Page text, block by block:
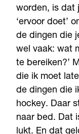
worden, is dat
‘ervoor doet’
de dingen die
wel vaak: wat
te bereiken?’
die ik moet
de dingen die
hockey. Daar
naar bed. Dat
lukt. En dat